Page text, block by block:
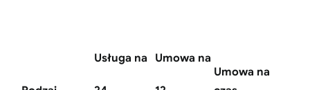
Usługa na Umowa na
Umowa na